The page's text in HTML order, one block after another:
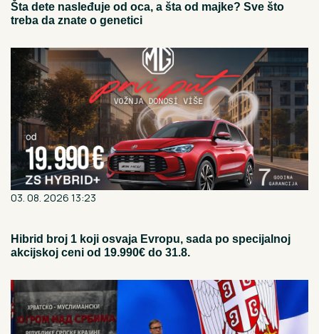
Šta dete nasleđuje od oca, a šta od majke? Sve što
treba da znate o genetici
03. 08. 2026 13:23
Hibrid broj 1 koji osvaja Evropu, sada po specijalnoj
akcijskoj ceni od 19.990€ do 31.8.